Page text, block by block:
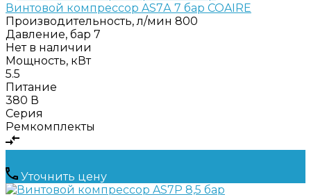
Винтовой компрессор AS7А 7 бар COAIRE
Производительность, л/мин 800
Давление, бар 7
Нет в наличии
Мощность, кВт
5.5
Питание
380 В
Серия
Ремкомплекты
Уточнить цену